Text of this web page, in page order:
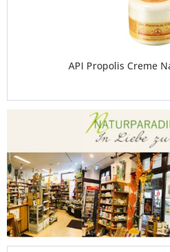
API Propolis Creme